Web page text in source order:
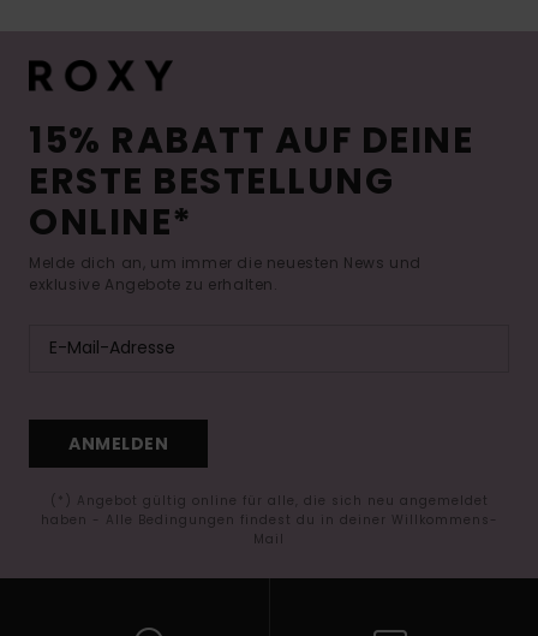
15% RABATT AUF DEINE
ERSTE BESTELLUNG
ONLINE*
Melde dich an, um immer die neuesten News und
exklusive Angebote zu erhalten.
ANMELDEN
(*) Angebot gültig online für alle, die sich neu angemeldet
haben - Alle Bedingungen findest du in deiner Willkommens-
Mail